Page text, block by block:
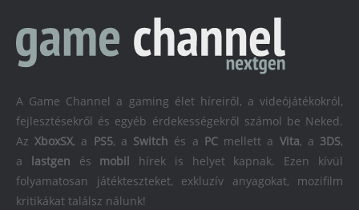
A Game Channel a gaming élet híreiről, a videójátékokról,
fejlesztésekről és egyéb érdekességekről számol be Neked.
AzXboxSX, a PS5, a Switch és a PCmellett a Vita, a 3DS,
a
lastgen és mobil
hírek is helyet kapnak. Ezen kívül
folyamatosan játékteszteket, exkluzív anyagokat, mozifilm
kritikákat találsz nálunk!